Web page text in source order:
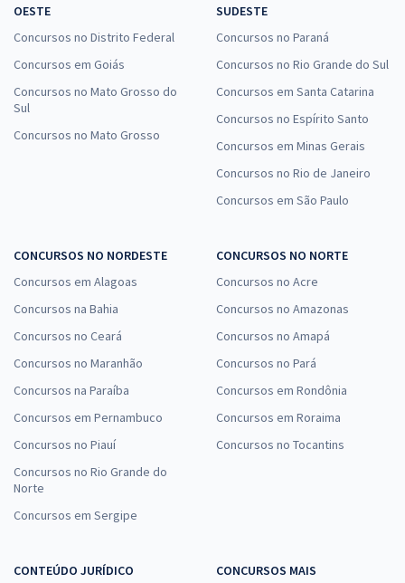
OESTE
Concursos no Distrito Federal
Concursos em Goiás
Concursos no Mato Grosso do
Sul
Concursos no Mato Grosso
SUDESTE
Concursos no Paraná
Concursos no Rio Grande do Sul
Concursos em Santa Catarina
Concursos no Espírito Santo
Concursos em Minas Gerais
Concursos no Rio de Janeiro
Concursos em São Paulo
CONCURSOS NO NORDESTE
Concursos em Alagoas
Concursos na Bahia
Concursos no Ceará
Concursos no Maranhão
Concursos na Paraíba
Concursos em Pernambuco
Concursos no Piauí
Concursos no Rio Grande do
Norte
Concursos em Sergipe
CONCURSOS NO NORTE
Concursos no Acre
Concursos no Amazonas
Concursos no Amapá
Concursos no Pará
Concursos em Rondônia
Concursos em Roraima
Concursos no Tocantins
CONTEÚDO JURÍDICO
CONCURSOS MAIS